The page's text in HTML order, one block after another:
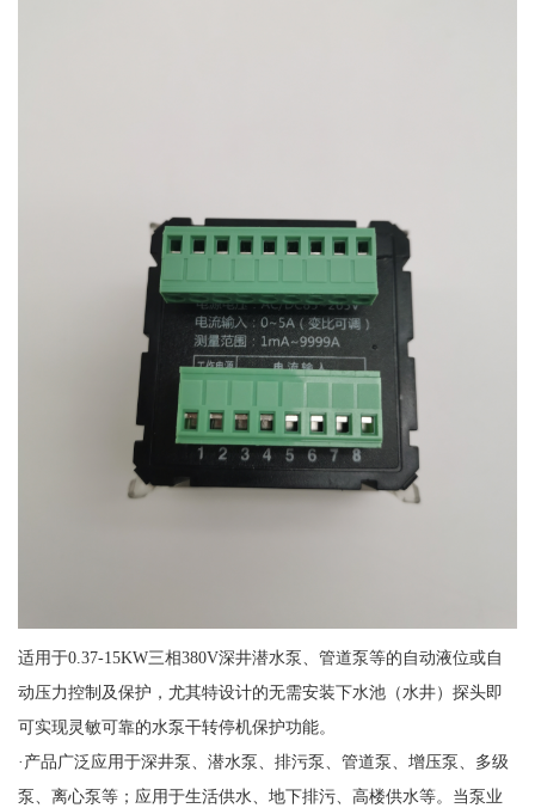
适用于0.37-15KW三相380V深井潜水泵、管道泵等的自动液位或自
动压力控制及保护，尤其特设计的无需安装下水池（水井）探头即
可实现灵敏可靠的水泵干转停机保护功能。
·产品广泛应用于深井泵、潜水泵、排污泵、管道泵、增压泵、多级
泵、离心泵等；应用于生活供水、地下排污、高楼供水等。当泵业